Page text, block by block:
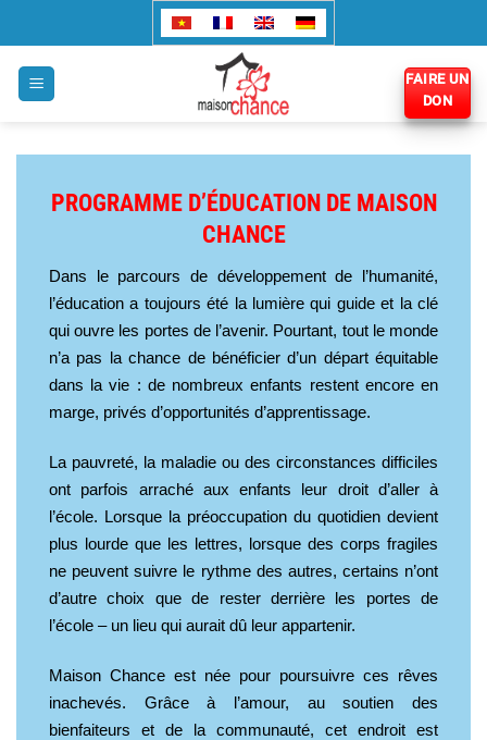
contenu
FAIRE UN
DON
PROGRAMME D’ÉDUCATION DE MAISON
CHANCE
Dans le parcours de développement de l’humanité,
l’éducation a toujours été la lumière qui guide et la clé
qui ouvre les portes de l’avenir. Pourtant, tout le monde
n’a pas la chance de bénéficier d’un départ équitable
dans la vie : de nombreux enfants restent encore en
marge, privés d’opportunités d’apprentissage.
La pauvreté, la maladie ou des circonstances difficiles
ont parfois arraché aux enfants leur droit d’aller à
l’école. Lorsque la préoccupation du quotidien devient
plus lourde que les lettres, lorsque des corps fragiles
ne peuvent suivre le rythme des autres, certains n’ont
d’autre choix que de rester derrière les portes de
l’école – un lieu qui aurait dû leur appartenir.
Maison Chance est née pour poursuivre ces rêves
inachevés. Grâce à l’amour, au soutien des
bienfaiteurs et de la communauté, cet endroit est